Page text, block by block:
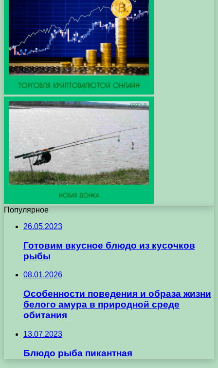
Популярное
26.05.2023
Готовим вкусное блюдо из кусочков
рыбы
08.01.2026
Особенности поведения и образа жизни
белого амура в природной среде
обитания
13.07.2023
Блюдо рыба пикантная